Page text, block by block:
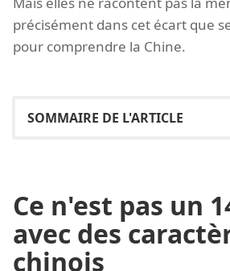
précisément dans cet écart que
pour comprendre la Chine.
Ce n'est pas un
avec des
chinois